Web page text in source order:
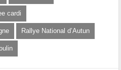
cardi
Rallye National d’Autun